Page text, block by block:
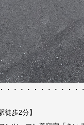
・・・・・・・・・・・
徒歩2分】